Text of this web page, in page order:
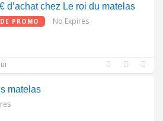
d’achat chez Le roi du matelas
PROMO No Expires
matelas